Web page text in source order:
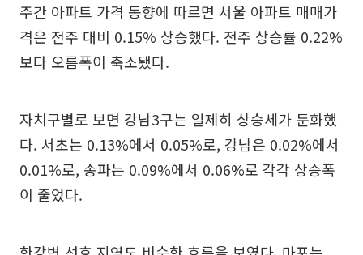
주간 아파트 가격 동향에 따르면 서울 아파트 매매가
격은 전주 대비 0.15% 상승했다. 전주 상승률 0.22%
보다 오름폭이 축소됐다.
자치구별로 보면 강남3구는 일제히 상승세가 둔화했
다. 서초는 0.13%에서 0.05%로, 강남은 0.02%에서
0.01%로, 송파는 0.09%에서 0.06%로 각각 상승폭
이 줄었다.